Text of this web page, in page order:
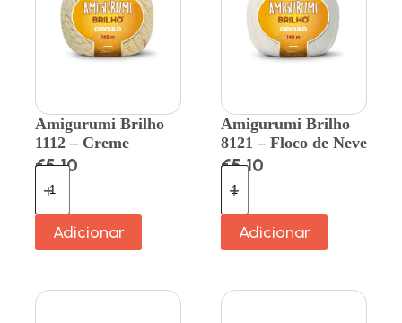
Amigurumi Brilho
1112 – Creme
€5.10
Adicionar
Amigurumi Brilho
8121 – Floco de Neve
€5.10
Adicionar